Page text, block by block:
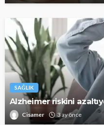
SAĞLIK
Alzheimer riskini
Cisamer 3 ay önce